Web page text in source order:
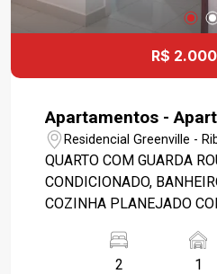
R$
Apartamentos -
Residencial Greenville -
QUARTO COM GUARDA
CONDICIONADO,
COZINHA PLANEJADO
COM AR CONDICIONADO
2
1